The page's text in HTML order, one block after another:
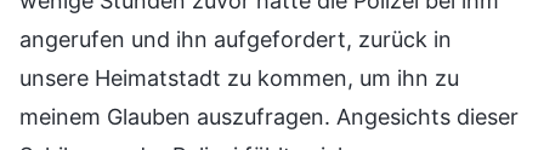
angerufen und ihn aufgefordert, zurück in
unsere Heimatstadt zu kommen, um ihn zu
meinem Glauben auszufragen. Angesichts dieser